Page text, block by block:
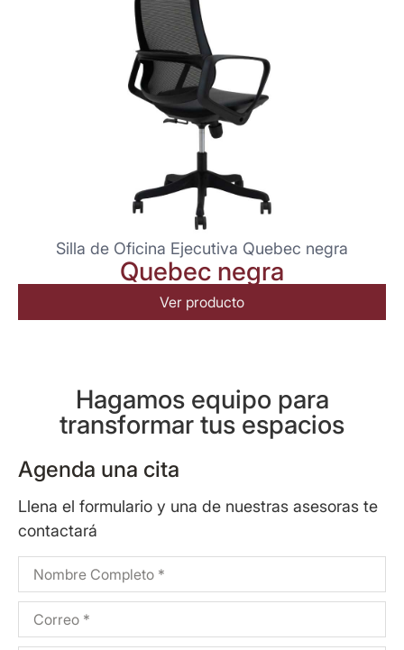
Silla de Oficina Ejecutiva Quebec negra
Quebec negra
Ver producto
Hagamos equipo para
transformar tus espacios
Agenda una cita
Llena el formulario y una de nuestras asesoras te
contactará